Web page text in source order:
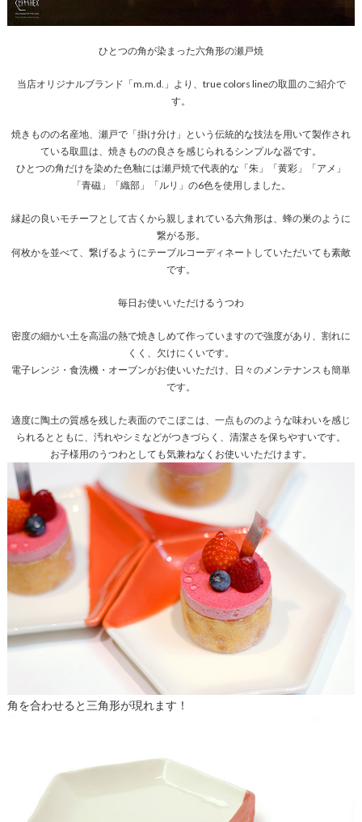
ひとつの角が染まった六角形の瀬戸焼
当店オリジナルブランド「m.m.d.」より、true colors lineの取皿のご紹介で
す。
焼きものの名産地、瀬戸で「掛け分け」という伝統的な技法を用いて製作され
ている取皿は、焼きものの良さを感じられるシンプルな器です。
ひとつの角だけを染めた色釉には瀬戸焼で代表的な「朱」「黄彩」「アメ」
「青磁」「織部」「ルリ」の6色を使用しました。
縁起の良いモチーフとして古くから親しまれている六角形は、蜂の巣のように
繋がる形。
何枚かを並べて、繋げるようにテーブルコーディネートしていただいても素敵
です。
毎日お使いいただけるうつわ
密度の細かい土を高温の熱で焼きしめて作っていますので強度があり、割れに
くく、欠けにくいです。
電子レンジ・食洗機・オーブンがお使いいただけ、日々のメンテナンスも簡単
です。
適度に陶土の質感を残した表面のでこぼこは、一点もののような味わいを感じ
られるとともに、汚れやシミなどがつきづらく、清潔さを保ちやすいです。
お子様用のうつわとしても気兼ねなくお使いいただけます。
角を合わせると三角形が現れます！